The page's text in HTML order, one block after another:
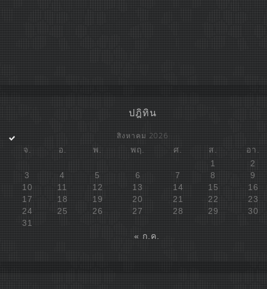
ปฎิทิน
สิงหาคม 2026
จ. อ. พ. พฤ. ศ. ส.
อา.
1
2
3
4 5 6 7 8
9
10
11 12 13 14 15
16
17
18 19 20 21 22
23
24
25 26 27 28 29
30
31
« ก.ค.